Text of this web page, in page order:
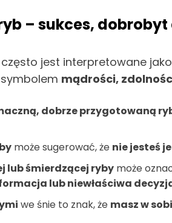
– sukces,
jest interpretowane jako
mądrości,
dobrze przygotowaną
może sugerować, że nie jesteś
lub śmierdzącej ryby może
lub niewłaściwa
we śnie to znak, że masz w